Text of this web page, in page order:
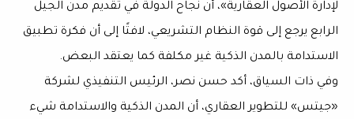
لإدارة الأصول العقارية»، أن نجاح الدولة في تقديم مدن الجيل
الرابع يرجع إلى قوة النظام التشريعي، لافتًا إلى أن فكرة تطبيق
الاستدامة بالمدن الذكية غير مكلفة كما يعتقد البعض.
وفي ذات السياق، أكد حسن نصر، الرئيس التنفيذي لشركة
«جيتس» للتطوير العقاري، أن المدن الذكية والاستدامة شيء